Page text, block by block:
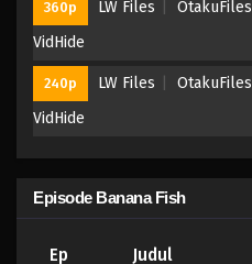
360p LW Files OtakuFiles
VidHide
240p LW Files OtakuFiles
VidHide
Episode Banana Fish
Ep Judul